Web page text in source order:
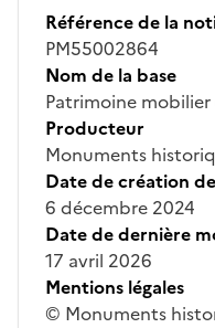
Référence de la
PM55002864
Nom de la base
Patrimoine mobilier
Producteur
Monuments
Date de création
6 décembre 2024
Date de dernière
17 avril 2026
Mentions légales
© Monuments